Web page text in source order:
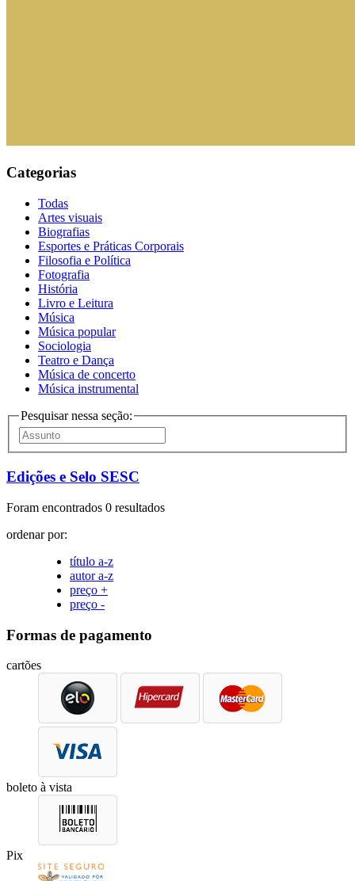
Categorias
Todas
Artes visuais
Biografias
Esportes e Práticas Corporais
Filosofia e Política
Fotografia
História
Livro e Leitura
Música
Música popular
Sociologia
Teatro e Dança
Música de concerto
Música instrumental
Pesquisar nessa seção:
Edições e Selo SESC
Foram encontrados 0 resultados
ordenar por:
título a-z
autor a-z
preço +
preço -
Formas de pagamento
cartões
boleto à vista
Pix